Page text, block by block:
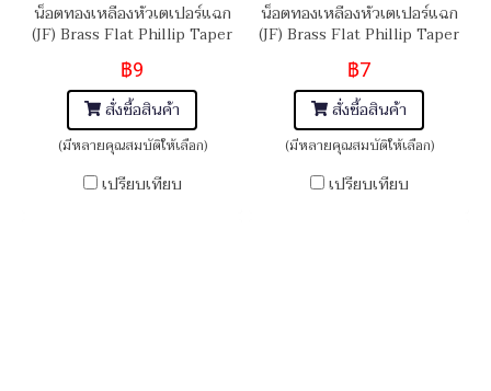
น็อตทองเหลืองหัวเตเปอร์แฉก
(JF) Brass Flat Phillip Taper
Head Screw M4x0.7x10
฿9
สั่งซื้อสินค้า
(มีหลายคุณสมบัติให้เลือก)
เปรียบเทียบ
น็อตทองเหลืองหัวเตเปอร์แฉก
(JF) Brass Flat Phillip Taper
Head Screw M4x0.7x8
฿7
สั่งซื้อสินค้า
(มีหลายคุณสมบัติให้เลือก)
เปรียบเทียบ